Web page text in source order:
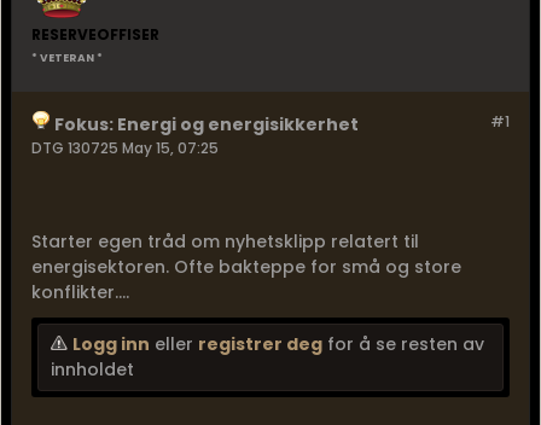
RESERVEOFFISER
* VETERAN *
#1
Fokus: Energi og energisikkerhet
DTG 130725 May 15, 07:25
Starter egen tråd om nyhetsklipp relatert til
energisektoren. Ofte bakteppe for små og store
konflikter....
Logg inn eller registrer deg for å se resten av
innholdet